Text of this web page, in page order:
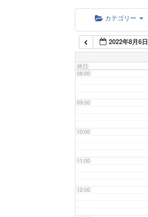
カテゴリー
2022年8月6日
終日
07:00
08:00
09:00
10:00
11:00
12:00